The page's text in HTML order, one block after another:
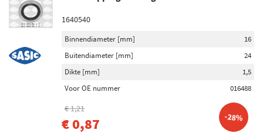
1640540
Binnendiameter [mm]
16
Buitendiameter [mm]
24
Dikte [mm]
1,5
Voor OE nummer
016488
€ 1,21
€ 0,87 -28%